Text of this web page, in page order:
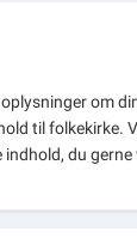
om
til folkekirke.
indhold, du